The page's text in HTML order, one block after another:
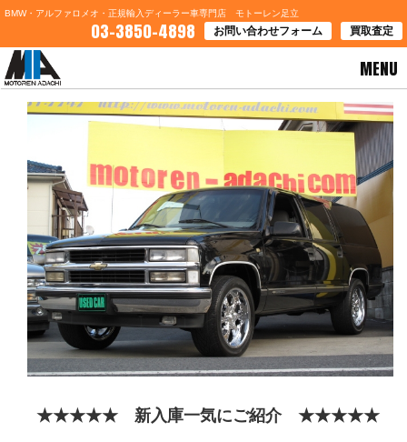
BMW・アルファロメオ・正規輸入ディーラー車専門店 モトーレン足立
03-3850-4898 お問い合わせフォーム 買取査定
MENU
HOME>お知らせ
★★★★★ 新入庫一気にご紹介 ★★★★★